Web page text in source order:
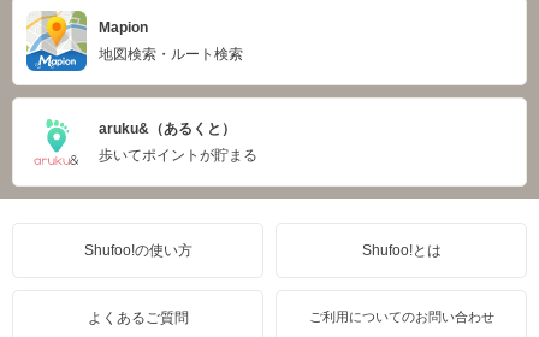
Mapion
地図検索・ルート検索
aruku&（あるくと）
歩いてポイントが貯まる
Shufoo!の使い方 Shufoo!とは
よくあるご質問 ご利用についてのお問い合わせ